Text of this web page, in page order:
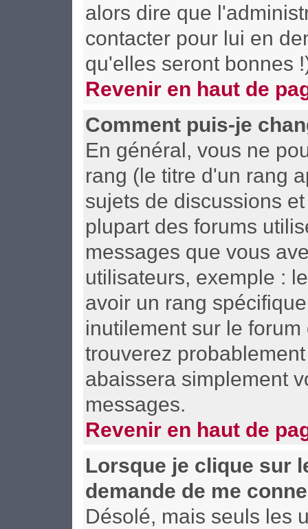
alors dire que
contacter pour lui en
qu'elles seront bonnes
Revenir en haut de
Comment puis-je
En général, vous ne
rang (le titre d'un rang
sujets de discussions
plupart des forums
messages que vous
utilisateurs, exemple :
avoir un rang
inutilement sur le
trouverez
abaissera simplement
messages.
Revenir en haut de
Lorsque je clique sur
demande de me
Désolé, mais seuls les